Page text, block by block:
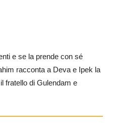
e se la prende con sé
racconta a Deva e Ipek la
fratello di Gulendam e